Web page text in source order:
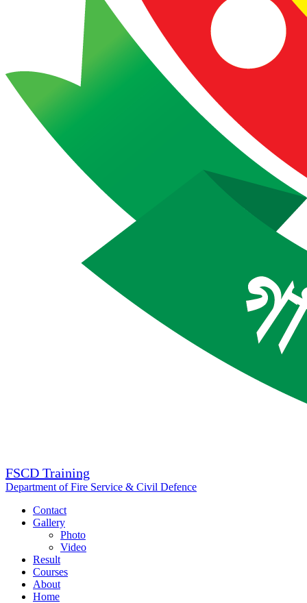
FSCD Training
Department of Fire Service & Civil Defence
Contact
Gallery
Photo
Video
Result
Courses
About
Home